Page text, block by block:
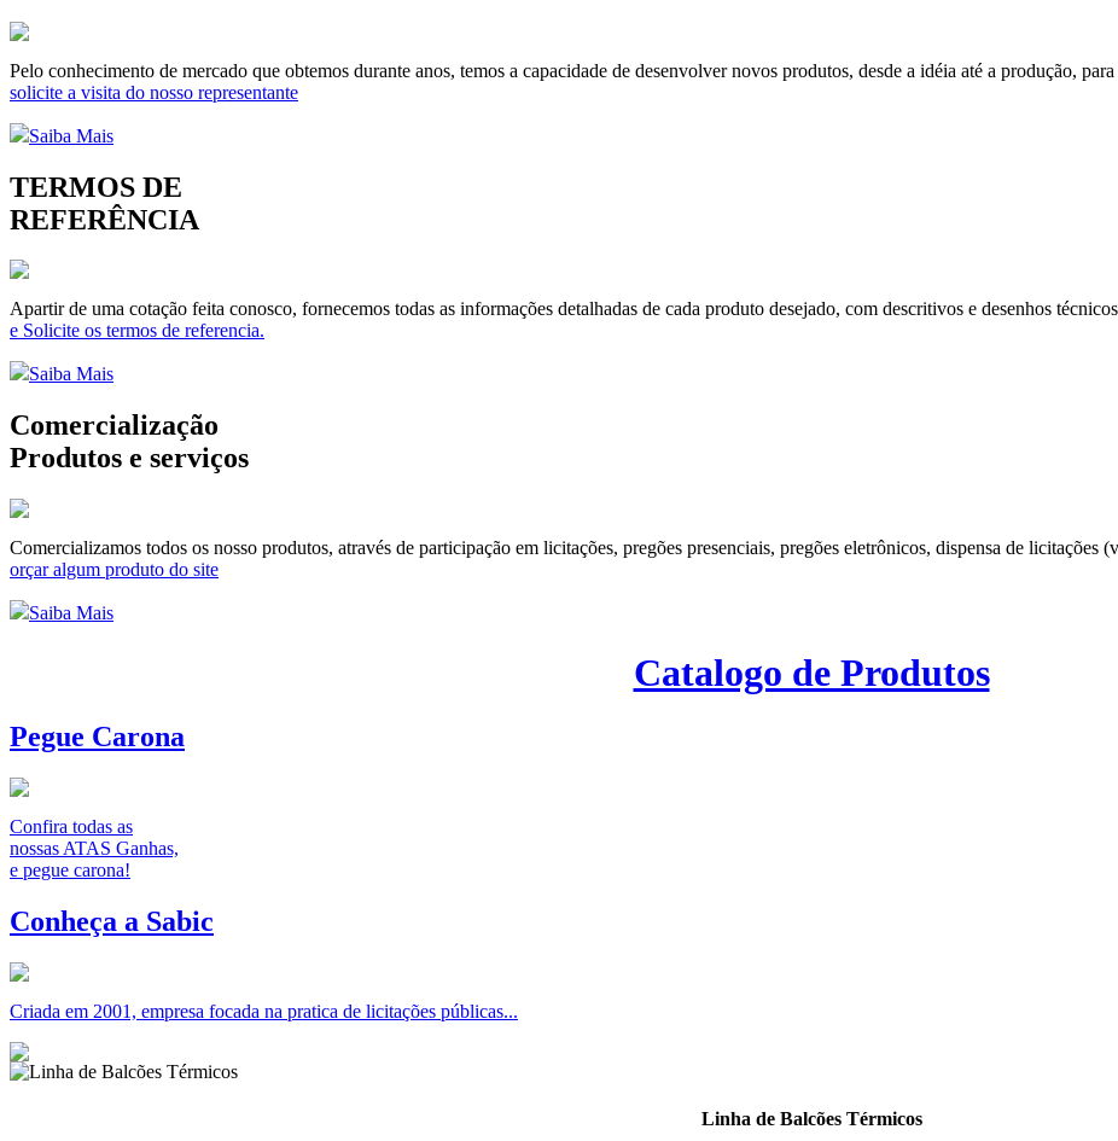
Pelo conhecimento de mercado que obtemos durante anos, temos a capacidade de desenvolver novos produtos, desde a idéia até a produção,
solicite a visita do nosso representante
Saiba Mais
TERMOS DE
REFERÊNCIA
Apartir de uma cotação feita conosco, fornecemos todas as informações detalhadas de cada produto desejado, com descritivos e desenhos
e Solicite os termos de referencia.
Saiba Mais
Comercialização
Produtos e serviços
Comercializamos todos os nosso produtos, através de participação em licitações, pregões presenciais, pregões eletrônicos, dispensa de licitações
orçar algum produto do site
Saiba Mais
Catalogo de Produtos
Pegue Carona
Confira todas as
nossas ATAS Ganhas,
e pegue carona!
Conheça a Sabic
Criada em 2001, empresa focada na pratica de licitações públicas...
Linha de Balcões Térmicos